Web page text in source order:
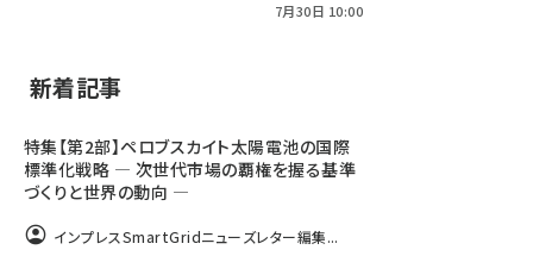
7月30日 10:00
新着記事
特集【第2部】ペロブスカイト太陽電池の国際
標準化戦略 ― 次世代市場の覇権を握る基準
づくりと世界の動向 ―
インプレスSmartGridニューズレター編集...